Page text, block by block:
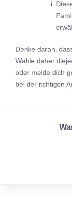
Denke daran,
Wähle daher
oder melde dich
bei der richtigen